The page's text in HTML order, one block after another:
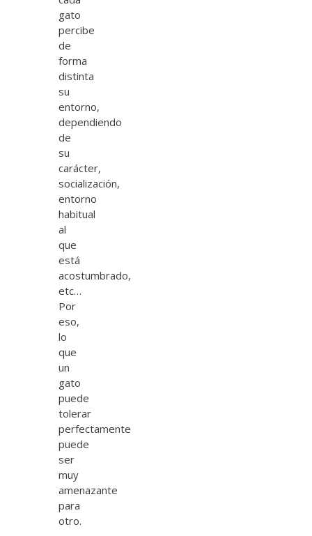
gato
percibe
de
forma
distinta
su
entorno,
dependiendo
de
su
carácter,
socialización,
entorno
habitual
al
que
está
acostumbrado,
etc…
Por
eso,
lo
que
un
gato
puede
tolerar
perfectamente
puede
ser
muy
amenazante
para
otro.